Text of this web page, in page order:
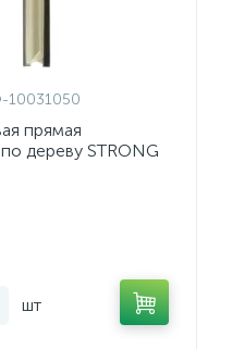
прямая
дереву STRONG
шт